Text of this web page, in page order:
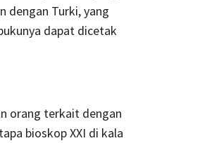
dengan Turki, yang
dapat dicetak
orang terkait dengan
bioskop XXI di kala